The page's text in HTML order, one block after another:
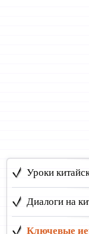
Уроки
Диалоги на
Ключевые